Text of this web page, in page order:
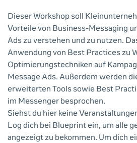
Dieser Workshop soll
Vorteile von Business-Messaging
Ads zu verstehen und zu nutzen.
Anwendung von Best Practices zu
Optimierungstechniken auf
Message Ads. Außerdem werden
erweiterten Tools sowie Best
im Messenger besprochen.
Siehst du hier keine
Log dich bei Blueprint ein, um alle
angezeigt zu bekommen. Um dich